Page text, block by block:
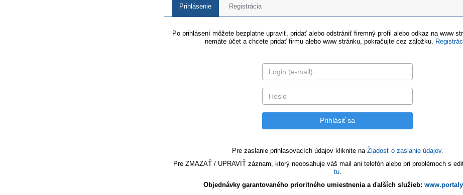
Prihlásenie Registrácia
Po prihlásení môžete bezplatne upraviť, pridať alebo odstrániť firemný profil alebo odkaz na www
nemáte účet a chcete pridať firmu alebo www stránku, pokračujte cez záložku.
Pre zaslanie prihlasovacích údajov kliknite na Žiadosť o zaslanie údajov.
Pre ZMAZAŤ / UPRAVIŤ záznam, ktorý neobsahuje váš mail ani telefón alebo pri problémoch s
tu.
Objednávky garantovaného prioritného umiestnenia a ďalších služieb: